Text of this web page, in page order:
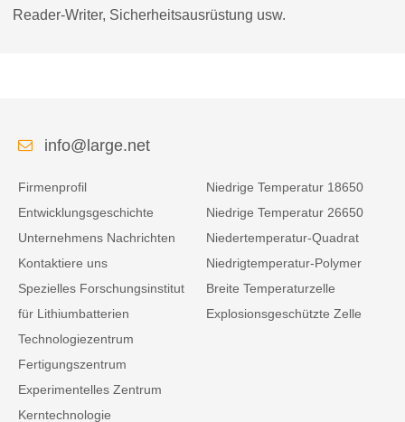
Reader-Writer, Sicherheitsausrüstung usw.
info@large.net
Firmenprofil
Entwicklungsgeschichte
Unternehmens Nachrichten
Kontaktiere uns
Spezielles Forschungsinstitut
für Lithiumbatterien
Technologiezentrum
Fertigungszentrum
Experimentelles Zentrum
Kerntechnologie
Niedrige Temperatur 18650
Niedrige Temperatur 26650
Niedertemperatur-Quadrat
Niedrigtemperatur-Polymer
Breite Temperaturzelle
Explosionsgeschützte Zelle